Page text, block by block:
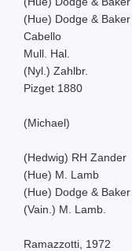
(Hue) Dodge & Baker
Cabello
Mull. Hal.
(Nyl.) Zahlbr.
Pizget 1880
(Michael)
(Hedwig) RH Zander
(Hue) M. Lamb
(Hue) Dodge & Baker
(Vain.) M. Lamb.
Ramazzotti, 1972